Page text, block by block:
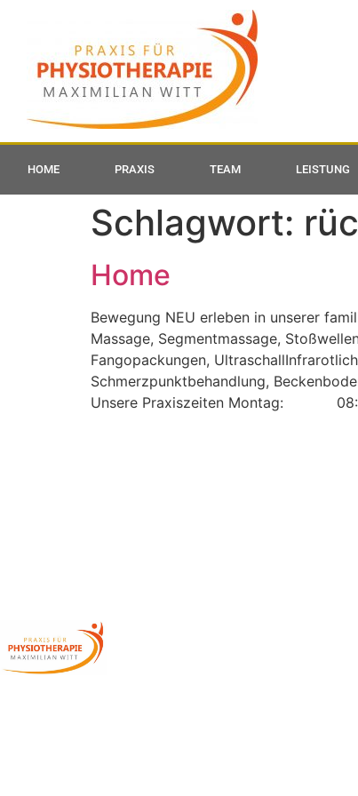
HOME PRAXIS TEAM LEISTUNG
Schlagwort:
Home
Bewegung NEU erleben in unserer
Massage, Segmentmassage,
Fangopackungen,
Schmerzpunktbehandlung,
Unsere Praxiszeiten Montag: